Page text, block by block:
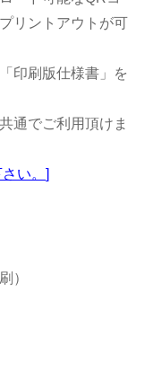
リントアウトが可
印刷版仕様書」を
通でご利用頂けま
い。 ]
）